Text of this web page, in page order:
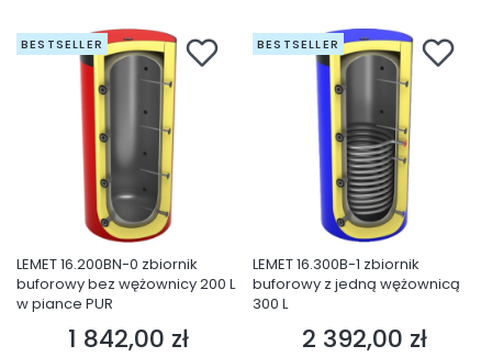
BESTSELLER
LEMET 16.200BN-0 zbiornik
buforowy bez wężownicy 200 L
w piance PUR
Cena
1 842,00 zł
BESTSELLER
LEMET 16.300B-1 zbiornik
buforowy z jedną wężownicą
300 L
Cena
2 392,00 zł